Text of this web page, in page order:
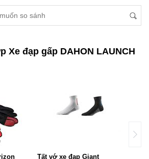
Xe đạp gấp DAHON LAUNCH
Tất vớ xe đạp Giant